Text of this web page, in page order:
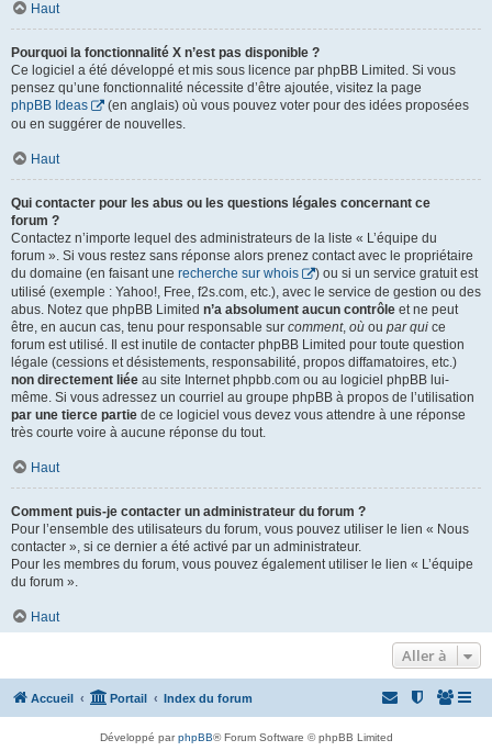
Haut
Pourquoi la fonctionnalité X n’est pas disponible ?
Ce logiciel a été développé et mis sous licence par phpBB Limited. Si vous
pensez qu’une fonctionnalité nécessite d’être ajoutée, visitez la page
phpBB Ideas
(en anglais) où vous pouvez voter pour des idées proposées
ou en suggérer de nouvelles.
Haut
Qui contacter pour les abus ou les questions légales concernant ce
forum ?
Contactez n’importe lequel des administrateurs de la liste « L’équipe du
forum ». Si vous restez sans réponse alors prenez contact avec le propriétaire
du domaine (en faisant une recherche sur whois
) ou si un service gratuit est
utilisé (exemple : Yahoo!, Free, f2s.com, etc.), avec le service de gestion ou des
abus. Notez que phpBB Limited n’a absolument aucun contrôle et ne peut
être, en aucun cas, tenu pour responsable sur comment, où ou par qui ce
forum est utilisé. Il est inutile de contacter phpBB Limited pour toute question
légale (cessions et désistements, responsabilité, propos diffamatoires, etc.)
non directement liée au site Internet phpbb.com ou au logiciel phpBB lui-
même. Si vous adressez un courriel au groupe phpBB à propos de l’utilisation
par une tierce partie de ce logiciel vous devez vous attendre à une réponse
très courte voire à aucune réponse du tout.
Haut
Comment puis-je contacter un administrateur du forum ?
Pour l’ensemble des utilisateurs du forum, vous pouvez utiliser le lien « Nous
contacter », si ce dernier a été activé par un administrateur.
Pour les membres du forum, vous pouvez également utiliser le lien « L’équipe
du forum ».
Haut
Aller à
Accueil Portail Index du forum
Développé parphpBB® Forum Software © phpBB Limited